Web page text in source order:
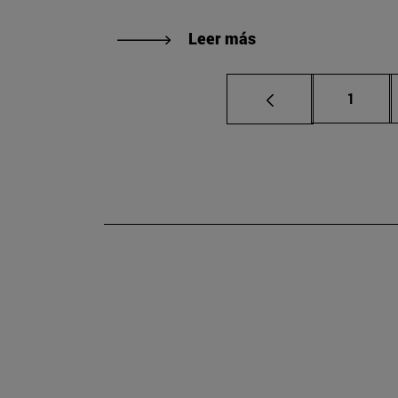
Leer más
Página
1